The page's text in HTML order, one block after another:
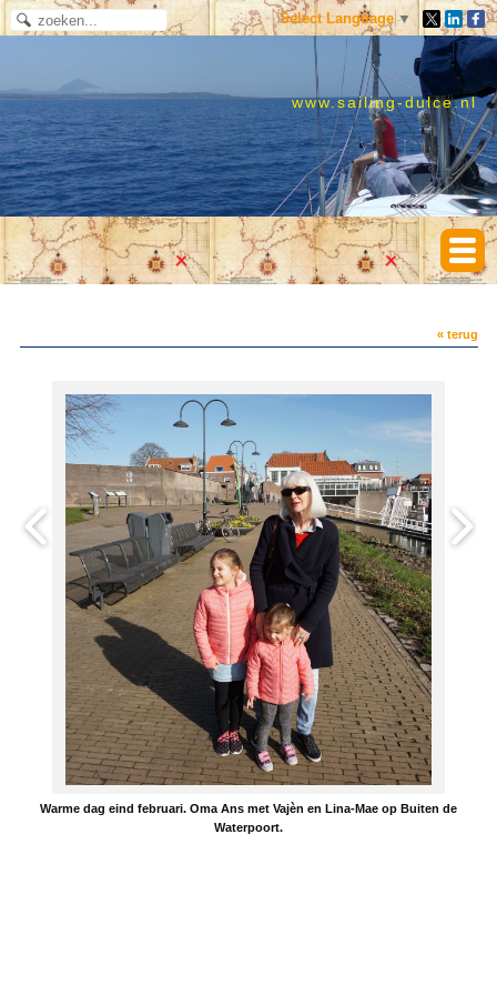
Select Language ▼
www.sailing-dulce.nl
« terug
Warme dag eind februari. Oma Ans met Vajèn en Lina-Mae op Buiten de
Waterpoort.